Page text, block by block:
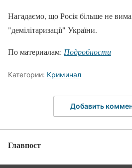
Нагадаємо, що Росія більше не
"демілітаризації" України.
По материалам: Подробности
Категории: Криминал
Добавить
Главпост